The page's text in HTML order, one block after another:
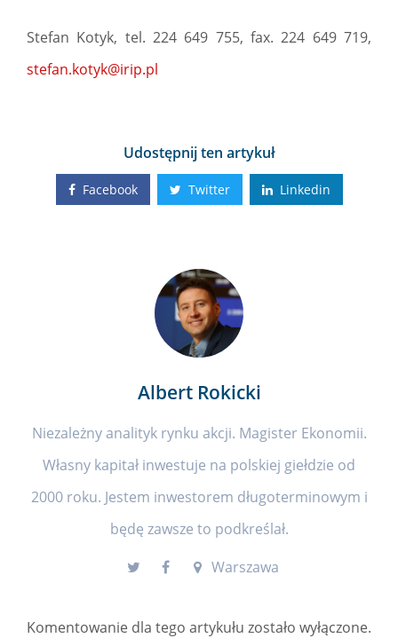
Stefan Kotyk, tel. 224 649 755, fax. 224 649 719,
stefan.kotyk@irip.pl
Udostępnij ten artykuł
Facebook Twitter Linkedin
Albert Rokicki
Niezależny analityk rynku akcji. Magister Ekonomii.
Własny kapitał inwestuje na polskiej giełdzie od
2000 roku. Jestem inwestorem długoterminowym i
będę zawsze to podkreślał.
Warszawa
Komentowanie dla tego artykułu zostało wyłączone.